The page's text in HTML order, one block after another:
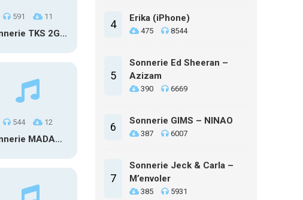
591 11
Sonnerie TKS 2G – Celibataire Polygame
544 12
Sonnerie MADANO ft Fanicko – Sweet Vanilla
4 Erika (iPhone)
475 8544
5
Sonnerie Ed Sheeran –
Azizam
390 6669
6 Sonnerie GIMS – NINAO
387 6007
7
Sonnerie Jeck & Carla –
M’envoler
385 5931